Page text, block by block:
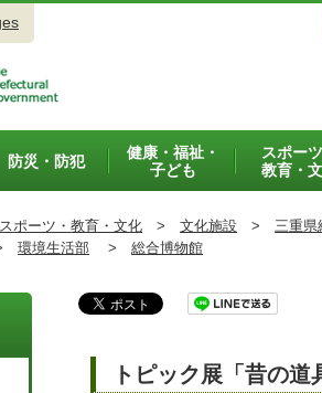
防災・防犯
健康・福祉・
子ども
スポーツ
教育・
スポーツ・教育・文化 > 文化施設 > 三重県
環境生活部 > 総合博物館
トピック展「昔の